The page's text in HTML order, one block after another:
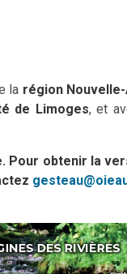
la région
de Limoges, et
Pour obtenir la